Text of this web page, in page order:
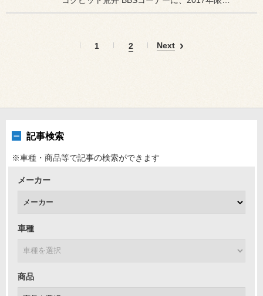
1 2 Next
記事検索
※車種・商品等で記事の検索ができます
メーカー
車種
商品